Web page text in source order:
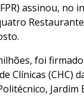
assinou,
foi
Clínicas (CHC)